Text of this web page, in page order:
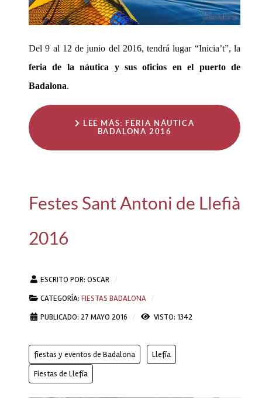
Del 9 al 12 de junio del 2016, tendrá lugar “Inicia’t”, la
feria de la náutica y sus oficios en el puerto de
Badalona.
LEE MÁS: FERIA NÁUTICA
BADALONA 2016
Festes Sant Antoni de Llefià
2016
ESCRITO POR: OSCAR
CATEGORÍA: FIESTAS BADALONA
PUBLICADO: 27 MAYO 2016
VISTO: 1342
fiestas y eventos de Badalona
Llefía
Fiestas de Llefía